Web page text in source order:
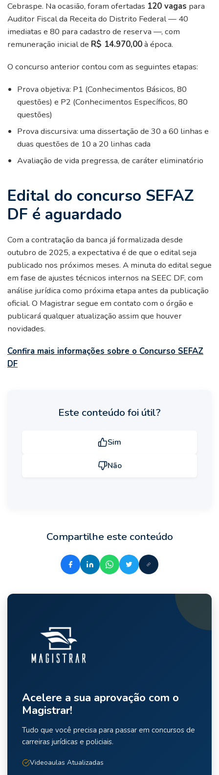
Cebraspe. Na ocasião, foram ofertadas 120 vagas para
Auditor Fiscal da Receita do Distrito Federal — 40
imediatas e 80 para cadastro de reserva —, com
remuneração inicial de R$ 14.970,00à época.
O concurso anterior contou com as seguintes etapas:
Prova objetiva: P1 (Conhecimentos Básicos, 80
questões) e P2 (Conhecimentos Específicos, 80
questões)
Prova discursiva: uma dissertação de 30 a 60 linhas e
duas questões de 10 a 20 linhas cada
Avaliação de vida pregressa, de caráter eliminatório
Edital do concurso SEFAZ
DF é aguardado
Com a contratação da banca já formalizada desde
outubro de 2025, a expectativa é de que o edital seja
publicado nos próximos meses. A minuta do edital segue
em fase de ajustes técnicos internos na SEEC DF, com
análise jurídica como próxima etapa antes da publicação
oficial. O Magistrar segue em contato com o órgão e
publicará qualquer atualização assim que houver
novidades.
Confira mais informações sobre o Concurso SEFAZ
DF
Este conteúdo foi útil?
Sim
Não
Compartilhe este conteúdo
Acelere a sua aprovação com o
Magistrar!
Tudo que você precisa para passar em concursos de
carreiras jurídicas e policiais.
Videoaulas Atualizadas